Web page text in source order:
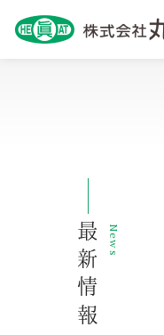
News
最新情報